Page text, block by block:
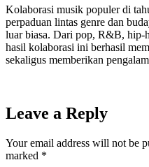
Kolaborasi musik populer di
perpaduan lintas genre dan
luar biasa. Dari pop, R&B, hip-
hasil kolaborasi ini berhasil
sekaligus memberikan
Leave a Reply
Your email address will not be
marked *